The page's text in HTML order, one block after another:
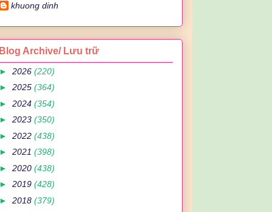
khuong dinh
Blog Archive/ Lưu trữ
► 2026 (220)
► 2025 (364)
► 2024 (354)
► 2023 (350)
► 2022 (438)
► 2021 (398)
► 2020 (438)
► 2019 (428)
► 2018 (379)